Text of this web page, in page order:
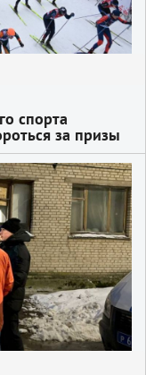
спорта
за призы